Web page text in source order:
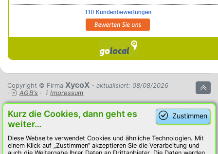
Copyright © Firma XycoX - aktualisiert: 08/08/2026
·
AGB's · Impressum
Zustimmen
Kurz die Cookies, dann geht es
weiter…
Diese Webseite verwendet Cookies und ähnliche Technologien. Mit
einem Klick auf „Zustimmen“ akzeptieren Sie die Verarbeitung und